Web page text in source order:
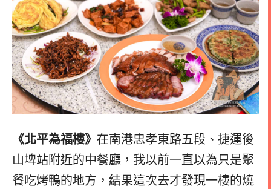
《北平為福樓》 在南港忠孝東路五段、捷運後
山埤站附近的中餐廳，我以前一直以為只是聚
餐吃烤鴨的地方，結果這次去才發現一樓的燒